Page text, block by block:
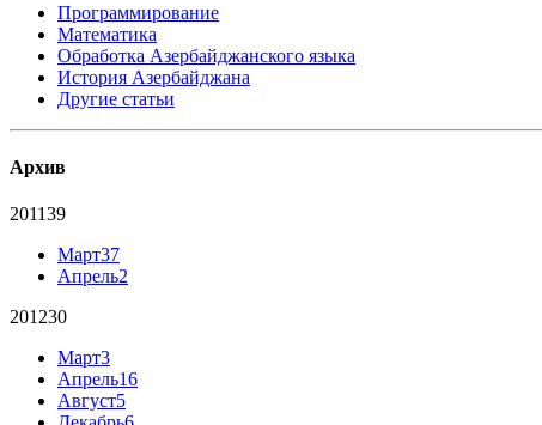
Программирование
Математика
Обработка Азербайджанского языка
История Азербайджана
Другие статьи
Архив
201139
Март37
Апрель2
201230
Март3
Апрель16
Август5